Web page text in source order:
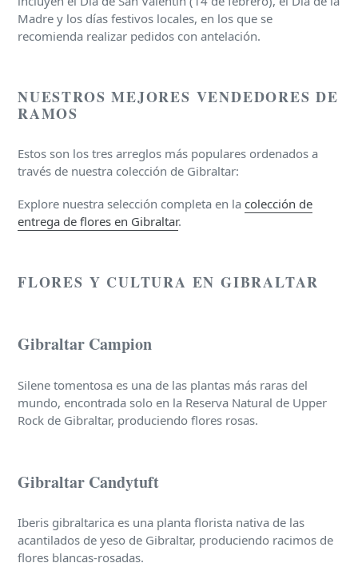
Madre y los días festivos locales, en los que se
recomienda realizar pedidos con antelación.
NUESTROS MEJORES VENDEDORES DE
RAMOS
Estos son los tres arreglos más populares ordenados a
través de nuestra colección de Gibraltar:
Explore nuestra selección completa en la colección de
entrega de flores en Gibraltar.
FLORES Y CULTURA EN GIBRALTAR
Gibraltar Campion
Silene tomentosa es una de las plantas más raras del
mundo, encontrada solo en la Reserva Natural de Upper
Rock de Gibraltar, produciendo flores rosas.
Gibraltar Candytuft
Iberis gibraltarica es una planta florista nativa de las
acantilados de yeso de Gibraltar, produciendo racimos de
flores blancas-rosadas.